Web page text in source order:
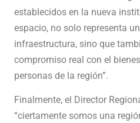
establecidos en la nueva
espacio, no solo representa
infraestructura, sino que
compromiso real con el
personas de la región”.
Finalmente, el Director
“ciertamente somos una